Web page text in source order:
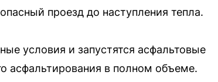
проезд до наступления тепла.
условия и запустятся асфальтовые
асфальтирования в полном объеме.